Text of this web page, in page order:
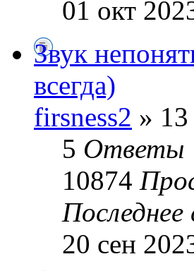
01 окт
Звук
всегда)
firsness2 »
5 Ответы
10874
20 сен